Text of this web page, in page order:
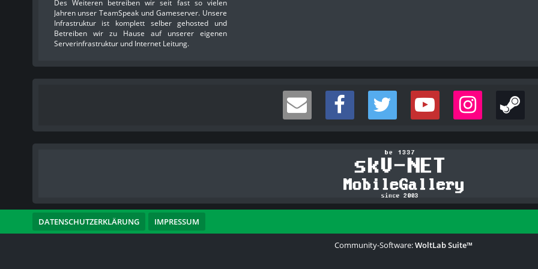
Des Weiteren betreiben wir seit fast so vielen
Jahren unser TeamSpeak und Gameserver. Unsere
Infrastruktur ist komplett selber gehosted und
Betreiben wir zu Hause auf unserer eigenen
Serverinfrastruktur und Internet Leitung.
DATENSCHUTZERKLÄRUNG IMPRESSUM
Community-Software:WoltLab Suite™